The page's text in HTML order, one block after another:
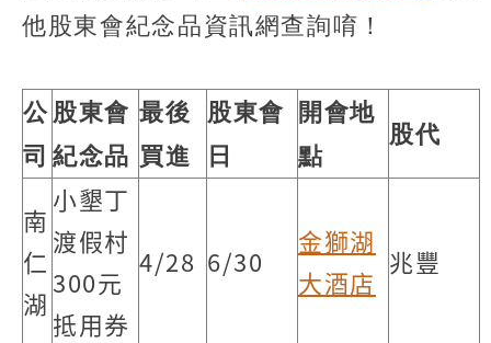
他股東會紀念品資訊網查詢唷！
公
司
股東會
紀念品
最後
買進
股東會
日
開會地
點
股代
南
仁
湖
小墾丁
渡假村
300元
抵用券
4/28 6/30
金獅湖
大酒店
兆豐